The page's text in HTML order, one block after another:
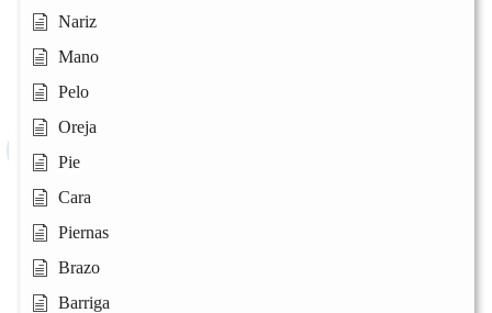
Nariz
Mano
Pelo
Oreja
Pie
Cara
Piernas
Brazo
Barriga